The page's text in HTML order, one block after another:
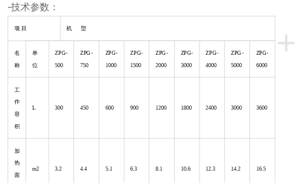
-技术参数：
+
项 目 机 型
名
称
单
位
ZPG-
500
ZPG-
750
ZPG-
1000
ZPG-
1500
ZPG-
2000
ZPG-
3000
ZPG-
4000
ZPG-
5000
ZPG-
6000
工
作
容
积
L 300 450 600 900 1200 1800 2400 3000 3600
加
热
面
m2 3.2 4.4 5.1 6.3 8.1 10.6 12.3 14.2 16.5